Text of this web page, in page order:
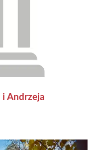
Andrzeja